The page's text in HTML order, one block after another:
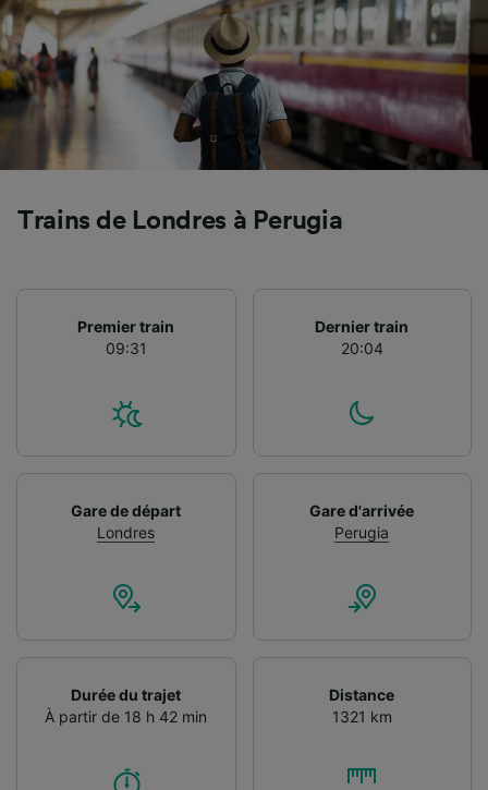
Trains de Londres à Perugia
Premier train
09:31
Dernier train
20:04
Gare de départ
Londres
Gare d'arrivée
Perugia
Durée du trajet
À partir de 18 h 42 min
Distance
1321 km
Utiliser des données de géolocalisation
précises. Analyser activement les
caractéristiques de l’appareil pour
l’identification. Stocker et/ou accéder à des
informations sur un appareil. Publicités et
contenu personnalisés, mesure de
performance des publicités et du contenu,
études d’audience et développement de
Liste de nos partenaires (fournisseurs)